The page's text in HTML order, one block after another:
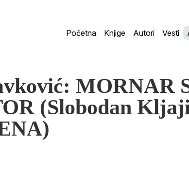
Početna Knjige Autori Vesti
MORNAR
(Slobodan